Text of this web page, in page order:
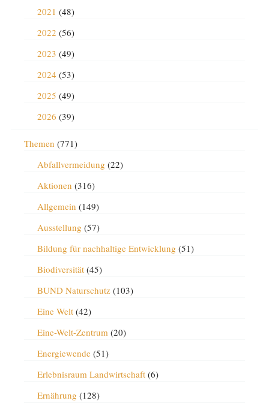
2021 (48)
2022 (56)
2023 (49)
2024 (53)
2025 (49)
2026 (39)
Themen (771)
Abfallvermeidung (22)
Aktionen (316)
Allgemein (149)
Ausstellung (57)
Bildung für nachhaltige Entwicklung (51)
Biodiversität(45)
BUND Naturschutz(103)
Eine Welt(42)
Eine-Welt-Zentrum (20)
Energiewende(51)
Erlebnisraum Landwirtschaft(6)
Ernährung (128)